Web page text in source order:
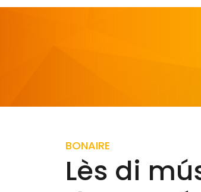
BONAIRE
Lès di